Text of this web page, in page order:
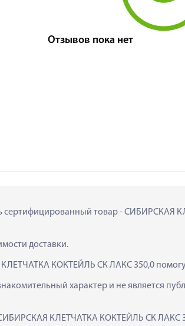
Отзывов пока нет
сертифицированный товар - СИБИРСКАЯ
доставки.
КОКТЕЙЛЬ СК ЛАКС 350,0
характер и не является
КЛЕТЧАТКА КОКТЕЙЛЬ СК ЛАКС